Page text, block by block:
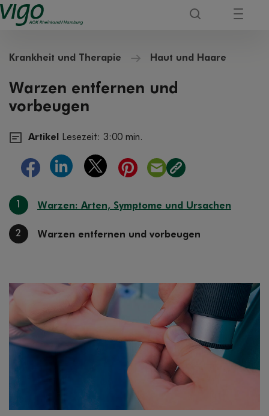
Krankheit und Therapie Haut und Haare
Warzen entfernen und
vorbeugen
Artikel Lesezeit: 3:00 min.
Warzen: Arten, Symptome und Ursachen
2 Warzen entfernen und vorbeugen